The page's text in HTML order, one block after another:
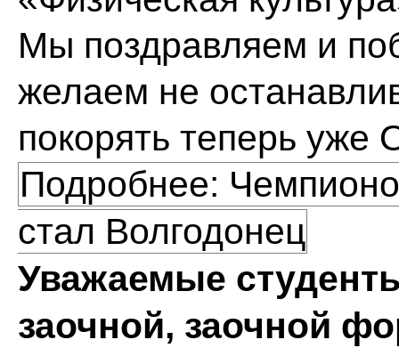
Мы поздравляем и
желаем не
покорять теперь
Подробнее:
стал Волгодонец
Уважаемые
заочной, заочной